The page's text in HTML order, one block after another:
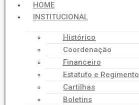
HOME
INSTITUCIONAL
Histórico
Coordenação
Financeiro
Estatuto e Regimento
Cartilhas
Boletins